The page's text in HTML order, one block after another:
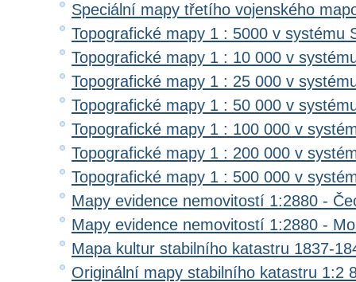
Speciální mapy třetího vojenského
Topografické mapy 1 : 5000 v systému
Topografické mapy 1 : 10 000 v
Topografické mapy 1 : 25 000 v
Topografické mapy 1 : 50 000 v
Topografické mapy 1 : 100 000 v
Topografické mapy 1 : 200 000 v
Topografické mapy 1 : 500 000 v
Mapy evidence nemovitostí 1:2880 -
Mapy evidence nemovitostí 1:2880 -
Mapa kultur stabilního katastru 1837-
Originální mapy stabilního katastru 1:2